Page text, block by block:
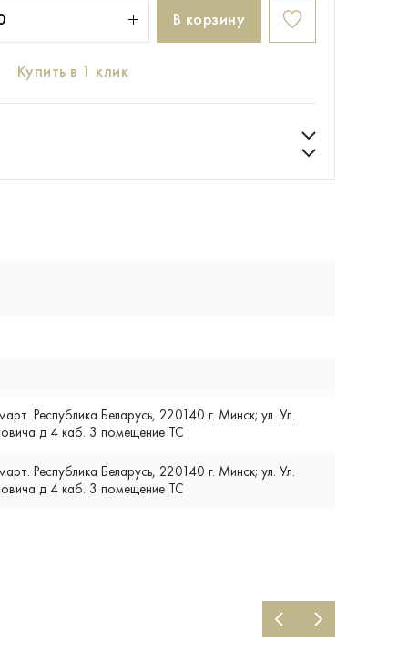
В корзину
Купить в 1 клик
Республика Беларусь, 220140 г. Минск; ул. Ул.
д 4 каб. 3 помещение ТС
Республика Беларусь, 220140 г. Минск; ул. Ул.
д 4 каб. 3 помещение ТС